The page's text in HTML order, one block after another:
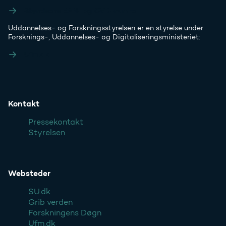
Uddannelses- og Forskningsstyrelsen er en styrelse under
Forsknings-, Uddannelses- og Digitaliseringsministeriet:
Kontakt
Pressekontakt
Styrelsen
Websteder
SU.dk
Grib verden
Forskningens Døgn
Ufm.dk